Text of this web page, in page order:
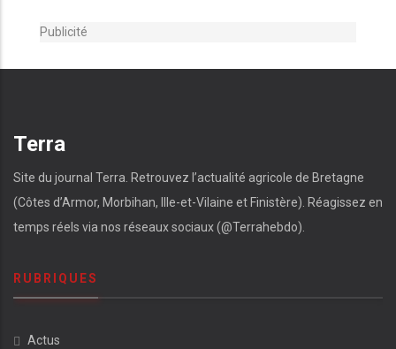
Publicité
Terra
Site du journal Terra. Retrouvez l’actualité agricole de Bretagne
(Côtes d’Armor, Morbihan, Ille-et-Vilaine et Finistère). Réagissez en
temps réels via nos réseaux sociaux (@Terrahebdo).
RUBRIQUES
Actus